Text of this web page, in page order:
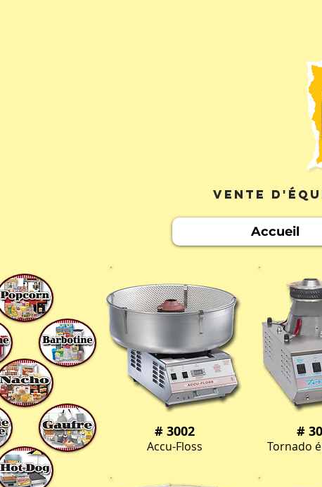
Vente
Accueil
# 3002
Accu-Floss
#
Tornado